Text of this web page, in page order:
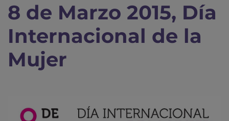
8 de Marzo 2015, Día
Internacional de la
Mujer